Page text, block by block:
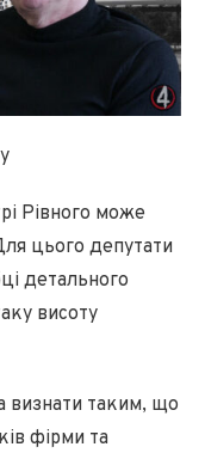
Рівного може
цього депутати
детального
висоту
визнати таким, що
фірми та